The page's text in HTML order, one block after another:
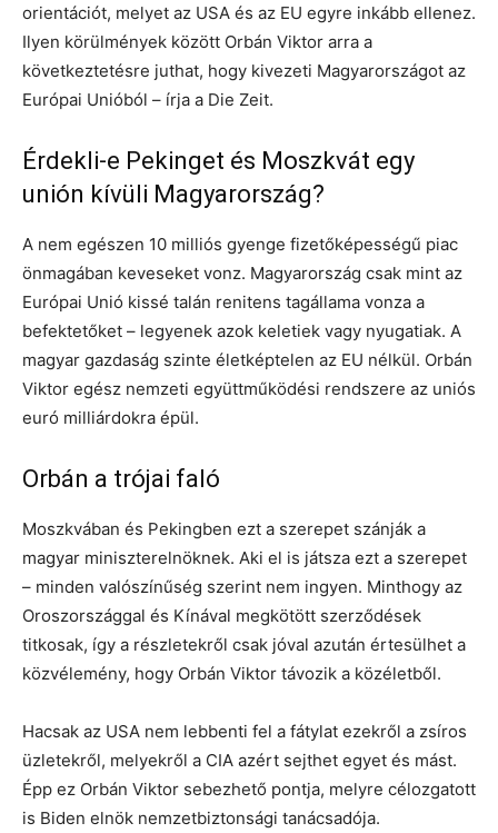
orientációt, melyet az USA és az EU egyre inkább ellenez.
Ilyen körülmények között Orbán Viktor arra a
következtetésre juthat, hogy kivezeti Magyarországot az
Európai Unióból – írja a Die Zeit.
Érdekli-e Pekinget és Moszkvát egy
unión kívüli Magyarország?
A nem egészen 10 milliós gyenge fizetőképességű piac
önmagában keveseket vonz. Magyarország csak mint az
Európai Unió kissé talán renitens tagállama vonza a
befektetőket – legyenek azok keletiek vagy nyugatiak. A
magyar gazdaság szinte életképtelen az EU nélkül. Orbán
Viktor egész nemzeti együttműködési rendszere az uniós
euró milliárdokra épül.
Orbán a trójai faló
Moszkvában és Pekingben ezt a szerepet szánják a
magyar miniszterelnöknek. Aki el is játsza ezt a szerepet
– minden valószínűség szerint nem ingyen. Minthogy az
Oroszországgal és Kínával megkötött szerződések
titkosak, így a részletekről csak jóval azután értesülhet a
közvélemény, hogy Orbán Viktor távozik a közéletből.
Hacsak az USA nem lebbenti fel a fátylat ezekről a zsíros
üzletekről, melyekről a CIA azért sejthet egyet és mást.
Épp ez Orbán Viktor sebezhető pontja, melyre célozgatott
is Biden elnök nemzetbiztonsági tanácsadója.